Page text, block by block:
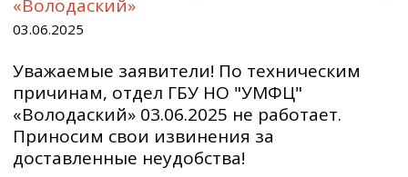
«Володаский»
03.06.2025
Уважаемые заявители! По техническим
причинам, отдел ГБУ НО "УМФЦ"
«Володаский» 03.06.2025 не работает.
Приносим свои извинения за
доставленные неудобства!